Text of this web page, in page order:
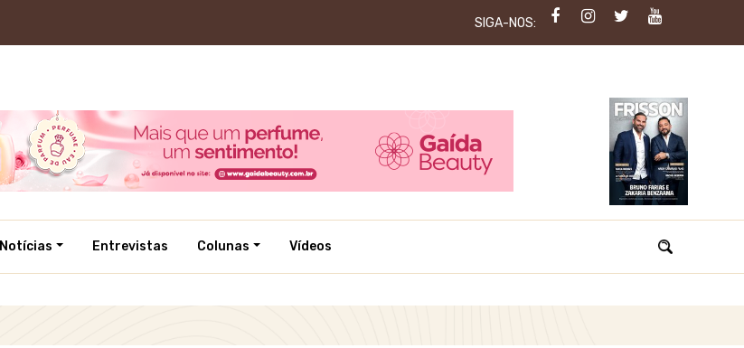
SIGA-NOS:
Notícias Entrevistas Colunas Vídeos